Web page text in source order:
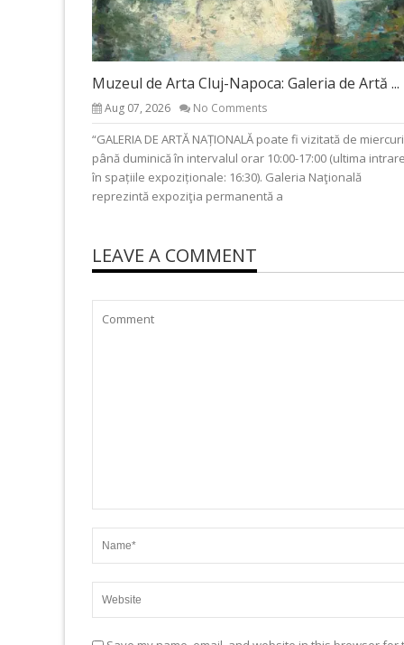
Muzeul de Arta Cluj-Napoca: Galeria de Artă ...
Aug 07, 2026 No Comments
“GALERIA DE ARTĂ NAȚIONALĂ poate fi vizitată de miercuri
până duminică în intervalul orar 10:00-17:00 (ultima intrare
în spațiile expoziționale: 16:30). Galeria Naţională
reprezintă expoziţia permanentă a
LEAVE A COMMENT